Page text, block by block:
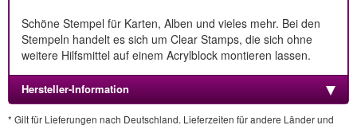
Schöne Stempel für Karten, Alben und vieles mehr. Bei den
Stempeln handelt es sich um Clear Stamps, die sich ohne
weitere Hilfsmittel auf einem Acrylblock montieren lassen.
Hersteller-Information
* Gilt für Lieferungen nach Deutschland. Lieferzeiten für andere Länder und